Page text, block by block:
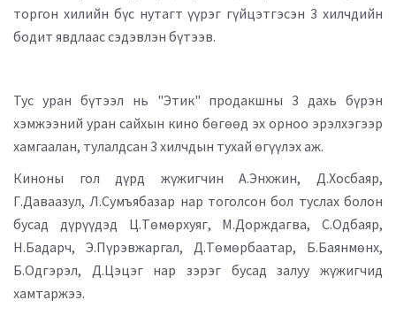
торгон хилийн бүс нутагт үүрэг гүйцэтгэсэн 3 хилчдийн
бодит явдлаас сэдэвлэн бүтээв.
Тус уран бүтээл нь "Этик" продакшны 3 дахь бүрэн
хэмжээний уран сайхын кино бөгөөд эх орноо эрэлхэгээр
хамгаалан, тулалдсан 3 хилчдын тухай өгүүлэх аж.
Киноны гол дүрд жүжигчин А.Энхжин, Д.Хосбаяр,
Г.Даваазул, Л.Сумъябазар нар тоголсон бол туслах болон
бусад дүрүүдэд Ц.Төмөрхуяг, М.Дорждагва, С.Одбаяр,
Н.Бадарч, Э.Пүрэвжаргал, Д.Төмөрбаатар, Б.Баянмөнх,
Б.Одгэрэл, Д.Цэцэг нар зэрэг бусад залуу жүжигчид
хамтаржээ.